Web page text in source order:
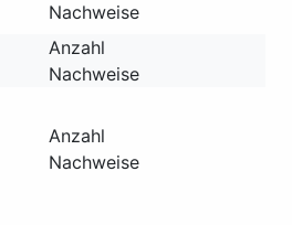
Nachweise
Anzahl
Nachweise
Anzahl
Nachweise